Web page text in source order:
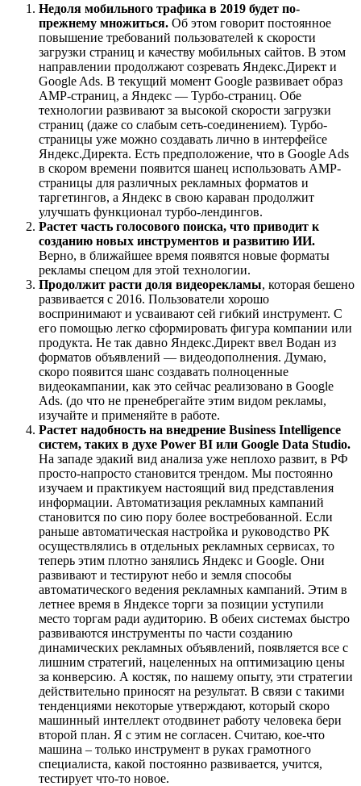
Недоля мобильного трафика в 2019 будет по-
прежнему множиться. Об этом говорит постоянное
повышение требований пользователей к скорости
загрузки страниц и качеству мобильных сайтов. В этом
направлении продолжают созревать Яндекс.Директ и
Google Ads. В текущий момент Google развивает образ
AMP-страниц, а Яндекс — Турбо-страниц. Обе
технологии развивают за высокой скорости загрузки
страниц (даже со слабым сеть-соединением). Турбо-
страницы уже можно создавать лично в интерфейсе
Яндекс.Директа. Есть предположение, что в Google Ads
в скором времени появится шанец использовать AMP-
страницы для различных рекламных форматов и
таргетингов, а Яндекс в свою караван продолжит
улучшать функционал турбо-лендингов.
Растет часть голосового поиска, что приводит к
созданию новых инструментов и развитию ИИ.
Верно, в ближайшее время появятся новые форматы
рекламы спецом для этой технологии.
Продолжит расти доля видеорекламы, которая бешено
развивается с 2016. Пользователи хорошо
воспринимают и усваивают сей гибкий инструмент. С
его помощью легко сформировать фигура компании или
продукта. Не так давно Яндекс.Директ ввел Водан из
форматов объявлений — видеодополнения. Думаю,
скоро появится шанс создавать полноценные
видеокампании, как это сейчас реализовано в Google
Ads. (до что не пренебрегайте этим видом рекламы,
изучайте и применяйте в работе.
Растет надобность на внедрение Business Intelligence
систем, таких в духе Power BI или Google Data Studio.
На западе эдакий вид анализа уже неплохо развит, в РФ
просто-напросто становится трендом. Мы постоянно
изучаем и практикуем настоящий вид представления
информации. Автоматизация рекламных кампаний
становится по сию пору более востребованной. Если
раньше автоматическая настройка и руководство РК
осуществлялись в отдельных рекламных сервисах, то
теперь этим плотно занялись Яндекс и Google. Они
развивают и тестируют небо и земля способы
автоматического ведения рекламных кампаний. Этим в
летнее время в Яндексе торги за позиции уступили
место торгам ради аудиторию. В обеих системах быстро
развиваются инструменты по части созданию
динамических рекламных объявлений, появляется все с
лишним стратегий, нацеленных на оптимизацию цены
за конверсию. А костяк, по нашему опыту, эти стратегии
действительно приносят на результат. В связи с такими
тенденциями некоторые утверждают, который скоро
машинный интеллект отодвинет работу человека бери
второй план. Я с этим не согласен. Считаю, кое-что
машина – только инструмент в руках грамотного
специалиста, какой постоянно развивается, учится,
тестирует что-то новое.